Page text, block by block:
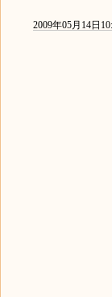
2009年05月14日